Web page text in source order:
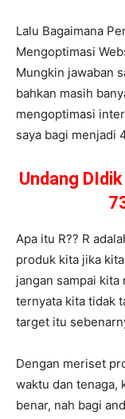
Lalu Bagaimana
Mengoptimasi
Mungkin jawaban
bahkan masih
mengoptimasi
saya bagi menjadi
Undang
Apa itu R?? R
produk kita jika
jangan sampai
ternyata kita tidak
target itu
Dengan meriset
waktu dan tenaga,
benar, nah bagi